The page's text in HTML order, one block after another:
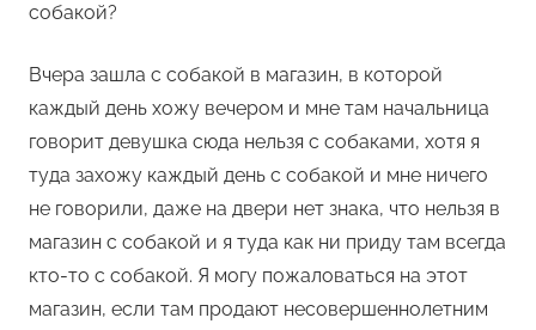
собакой?
Вчера зашла с собакой в магазин, в которой
каждый день хожу вечером и мне там начальница
говорит девушка сюда нельзя с собаками, хотя я
туда захожу каждый день с собакой и мне ничего
не говорили, даже на двери нет знака, что нельзя в
магазин с собакой и я туда как ни приду там всегда
кто-то с собакой. Я могу пожаловаться на этот
магазин, если там продают несовершеннолетним